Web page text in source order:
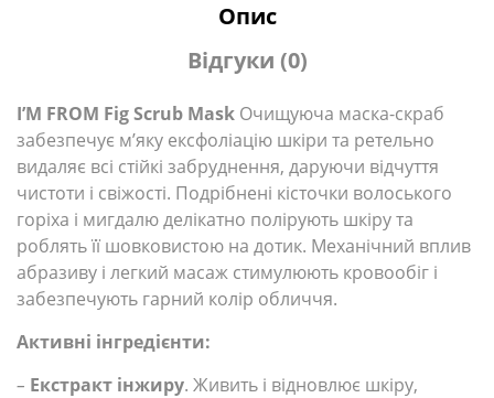
Опис
Відгуки (0)
I’M FROM Fig Scrub Mask Очищуюча маска-скраб
забезпечує м’яку ексфоліацію шкіри та ретельно
видаляє всі стійкі забруднення, даруючи відчуття
чистоти і свіжості. Подрібнені кісточки волоського
горіха і мигдалю делікатно полірують шкіру та
роблять її шовковистою на дотик. Механічний вплив
абразиву і легкий масаж стимулюють кровообіг і
забезпечують гарний колір обличчя.
Активні інгредієнти:
– Екстракт інжиру. Живить і відновлює шкіру,